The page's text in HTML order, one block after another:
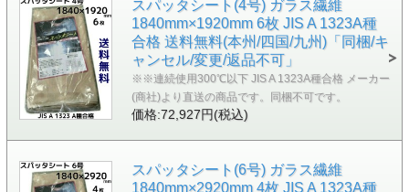
スパッタシート(4号) ガラス繊維
1840mm×1920mm 6枚 JIS A 1323A種
合格 送料無料(本州/四国/九州)「同梱/キ
ャンセル/変更/返品不可」
※※連続使用300℃以下 JIS A 1323A種合格 メーカー
(商社)より直送の商品です。同梱不可です。
価格:72,927円(税込)
スパッタシート(6号) ガラス繊維
1840mm×2920mm 4枚 JIS A 1323A種